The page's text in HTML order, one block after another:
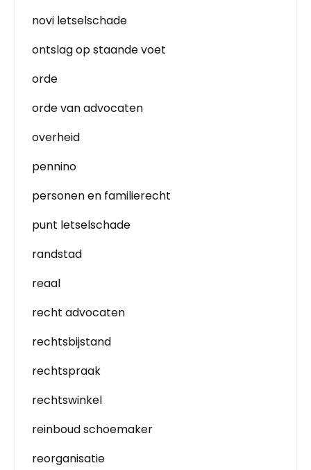
novi letselschade
ontslag op staande voet
orde
orde van advocaten
overheid
pennino
personen en familierecht
punt letselschade
randstad
reaal
recht advocaten
rechtsbijstand
rechtspraak
rechtswinkel
reinboud schoemaker
reorganisatie